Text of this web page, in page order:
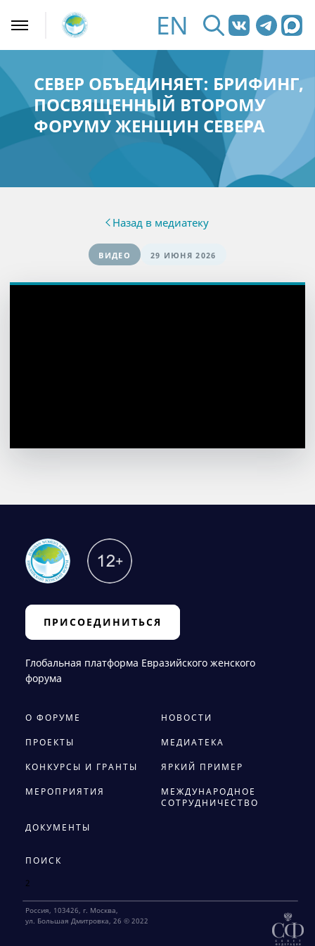
EN
СЕВЕР ОБЪЕДИНЯЕТ: БРИФИНГ,
ПОСВЯЩЕННЫЙ ВТОРОМУ
ФОРУМУ ЖЕНЩИН СЕВЕРА
Назад в медиатеку
ВИДЕО 29 ИЮНЯ 2026
ПРИСОЕДИНИТЬСЯ
Глобальная платформа Евразийского женского
форума
О ФОРУМЕ НОВОСТИ
ПРОЕКТЫ МЕДИАТЕКА
КОНКУРСЫ И ГРАНТЫ ЯРКИЙ ПРИМЕР
МЕРОПРИЯТИЯ
МЕЖДУНАРОДНОЕ
СОТРУДНИЧЕСТВО
ДОКУМЕНТЫ
ПОИСК
2
Россия, 103426, г. Москва,
ул. Большая Дмитровка, 26 © 2022